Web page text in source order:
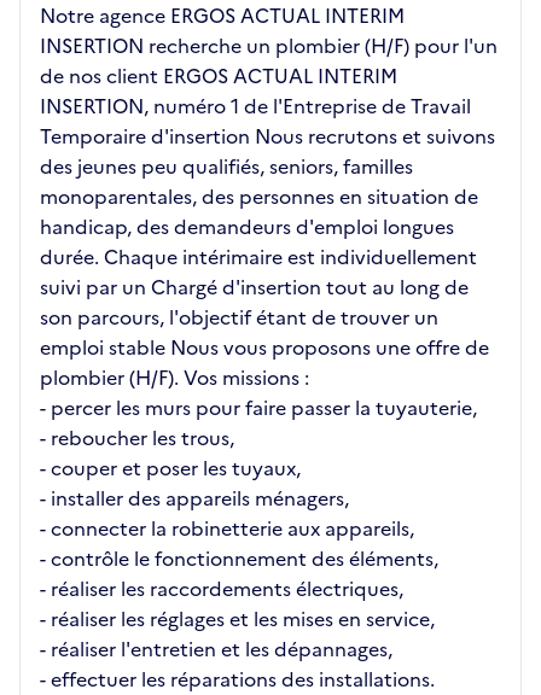
Notre agence ERGOS ACTUAL INTERIM
INSERTION recherche un plombier (H/F) pour l'un
de nos client ERGOS ACTUAL INTERIM
INSERTION, numéro 1 de l'Entreprise de Travail
Temporaire d'insertion Nous recrutons et suivons
des jeunes peu qualifiés, seniors, familles
monoparentales, des personnes en situation de
handicap, des demandeurs d'emploi longues
durée. Chaque intérimaire est individuellement
suivi par un Chargé d'insertion tout au long de
son parcours, l'objectif étant de trouver un
emploi stable Nous vous proposons une offre de
plombier (H/F). Vos missions :
- percer les murs pour faire passer la tuyauterie,
- reboucher les trous,
- couper et poser les tuyaux,
- installer des appareils ménagers,
- connecter la robinetterie aux appareils,
- contrôle le fonctionnement des éléments,
- réaliser les raccordements électriques,
- réaliser les réglages et les mises en service,
- réaliser l'entretien et les dépannages,
- effectuer les réparations des installations.